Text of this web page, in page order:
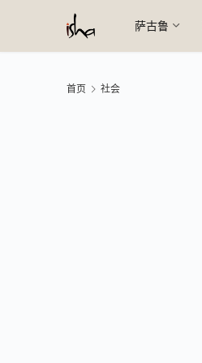
萨古鲁
首页 社会